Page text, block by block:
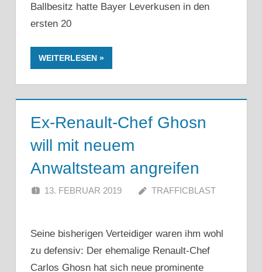
Ballbesitz hatte Bayer Leverkusen in den
ersten 20
WEITERLESEN
Ex-Renault-Chef Ghosn
will mit neuem
Anwaltsteam angreifen
13. FEBRUAR 2019 TRAFFICBLAST
Seine bisherigen Verteidiger waren ihm wohl
zu defensiv: Der ehemalige Renault-Chef
Carlos Ghosn hat sich neue prominente